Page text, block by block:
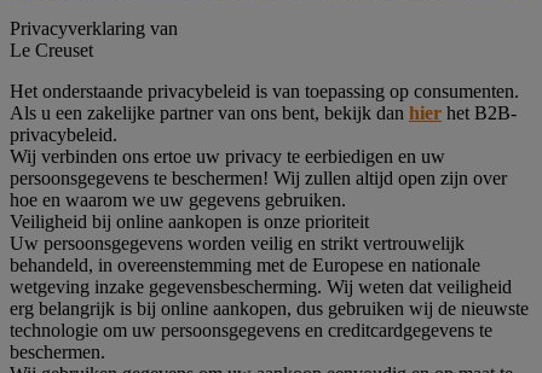
Privacyverklaring van
Le Creuset
Het onderstaande privacybeleid is van toepassing op consumenten.
Als u een zakelijke partner van ons bent, bekijk dan hier het B2B-
privacybeleid.
Wij verbinden ons ertoe uw privacy te eerbiedigen en uw
persoonsgegevens te beschermen! Wij zullen altijd open zijn over
hoe en waarom we uw gegevens gebruiken.
Veiligheid bij online aankopen is onze prioriteit
Uw persoonsgegevens worden veilig en strikt vertrouwelijk
behandeld, in overeenstemming met de Europese en nationale
wetgeving inzake gegevensbescherming. Wij weten dat veiligheid
erg belangrijk is bij online aankopen, dus gebruiken wij de nieuwste
technologie om uw persoonsgegevens en creditcardgegevens te
beschermen.